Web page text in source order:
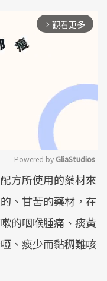
arrow_forward_ios 觀看更多
Mute
Powered by GliaStudios
方所使用的藥材來
、甘苦的藥材，在
的咽喉腫痛、痰黃
、痰少而黏稠難咳